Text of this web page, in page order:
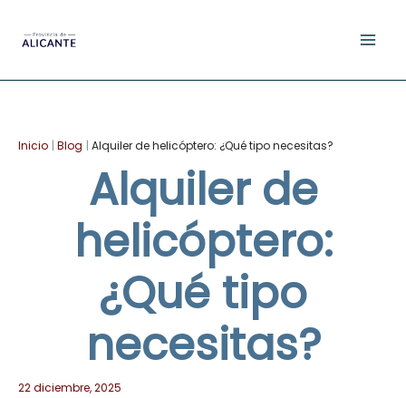
Inicio Blog Alquiler de helicóptero: ¿Qué tipo necesitas?
Alquiler de
helicóptero:
¿Qué tipo
necesitas?
22 diciembre, 2025
Facebook
YouTube
Instagram
TikTok
Pinterest